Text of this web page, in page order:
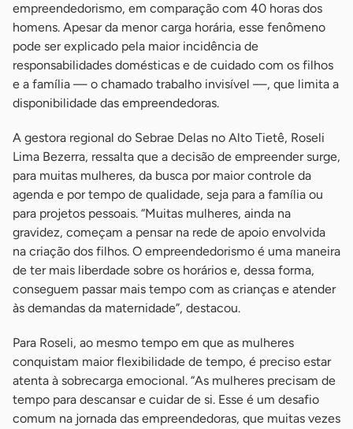
empreendedorismo, em comparação com 40 horas dos
homens. Apesar da menor carga horária, esse fenômeno
pode ser explicado pela maior incidência de
responsabilidades domésticas e de cuidado com os filhos
e a família — o chamado trabalho invisível —, que limita a
disponibilidade das empreendedoras.
A gestora regional do Sebrae Delas no Alto Tietê, Roseli
Lima Bezerra, ressalta que a decisão de empreender surge,
para muitas mulheres, da busca por maior controle da
agenda e por tempo de qualidade, seja para a família ou
para projetos pessoais. “Muitas mulheres, ainda na
gravidez, começam a pensar na rede de apoio envolvida
na criação dos filhos. O empreendedorismo é uma maneira
de ter mais liberdade sobre os horários e, dessa forma,
conseguem passar mais tempo com as crianças e atender
às demandas da maternidade”, destacou.
Para Roseli, ao mesmo tempo em que as mulheres
conquistam maior flexibilidade de tempo, é preciso estar
atenta à sobrecarga emocional. “As mulheres precisam de
tempo para descansar e cuidar de si. Esse é um desafio
comum na jornada das empreendedoras, que muitas vezes